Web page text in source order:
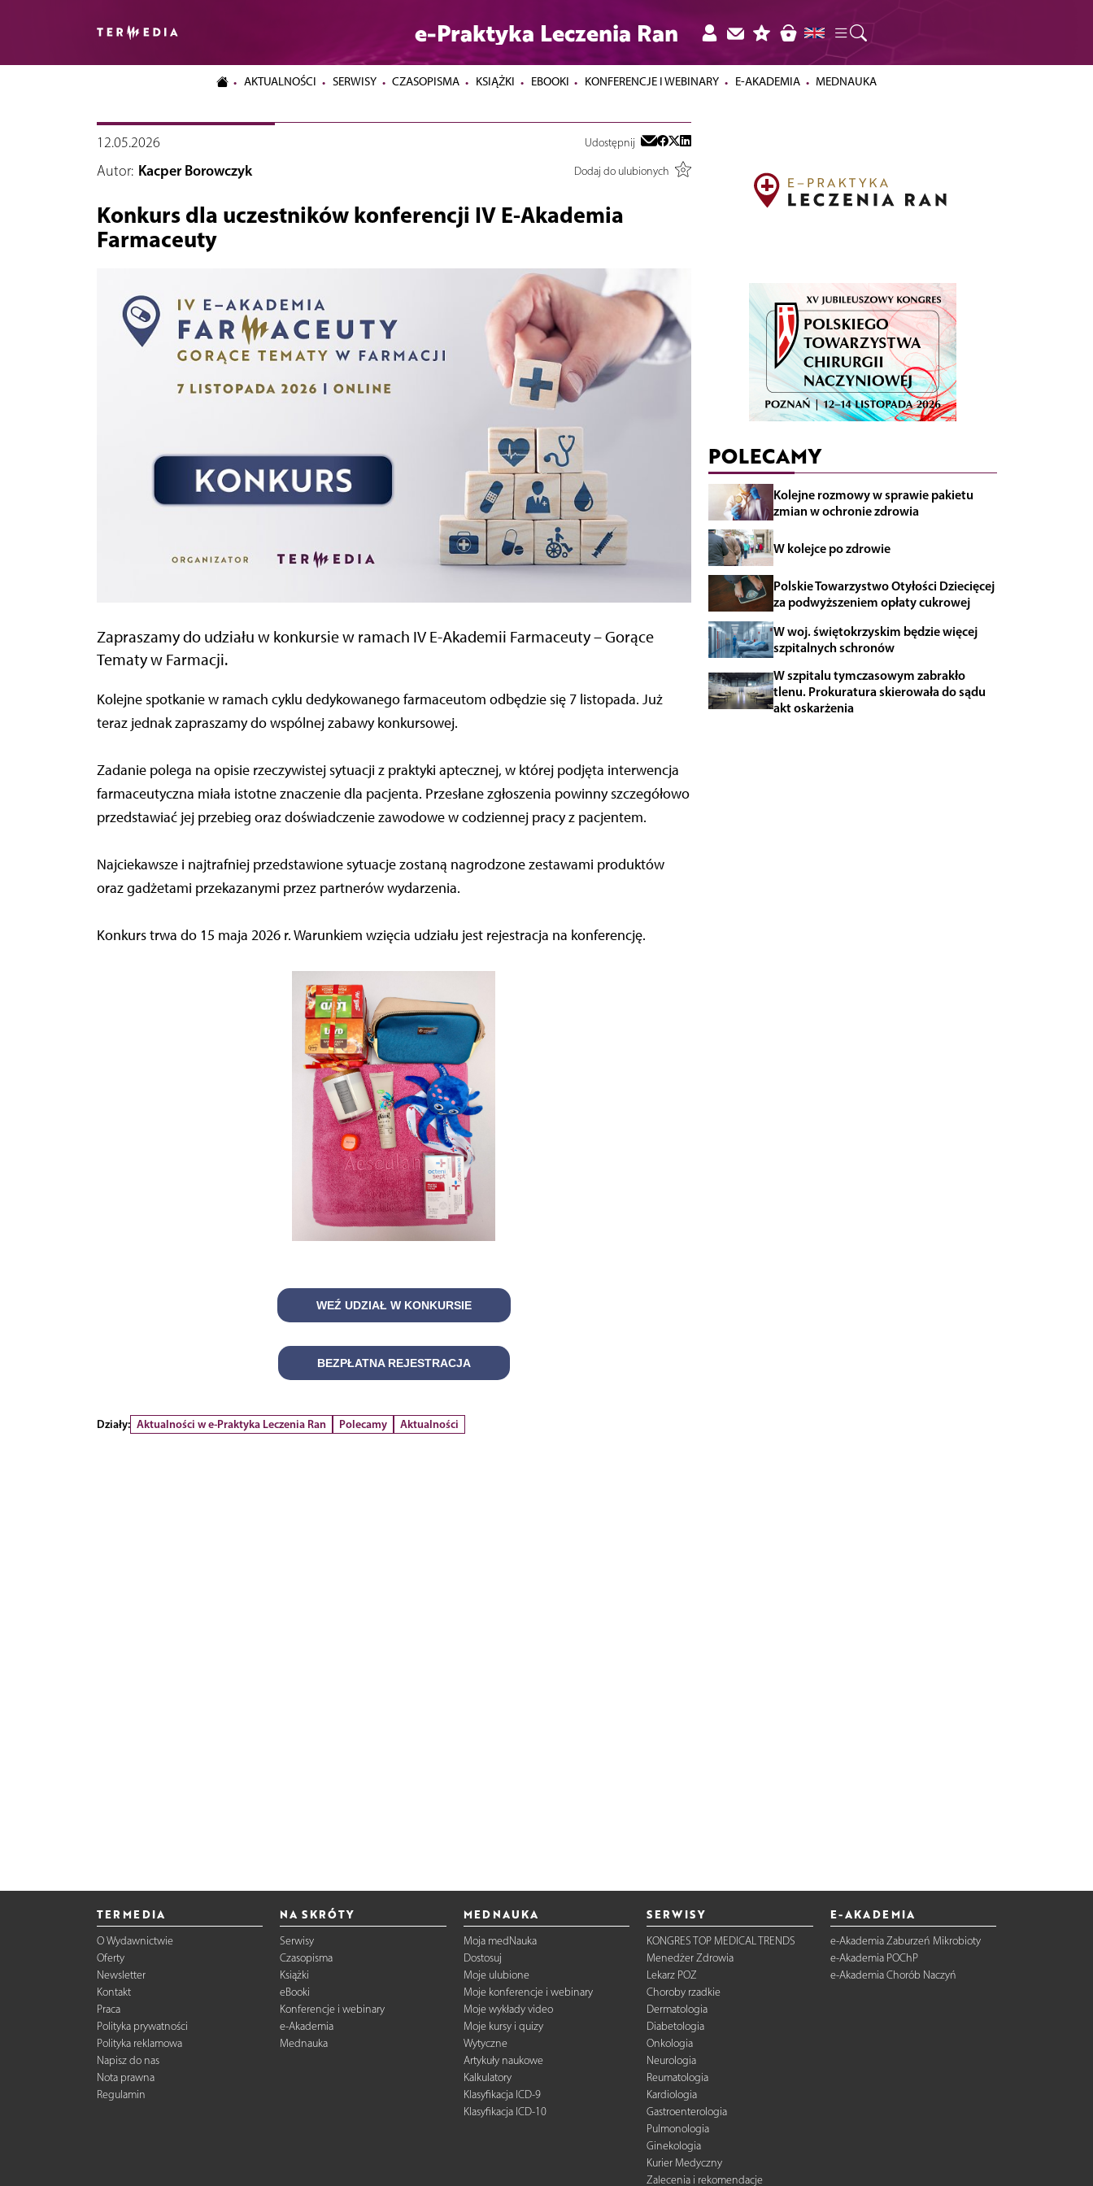
e-Praktyka Leczenia Ran
AKTUALNOŚCI SERWISY CZASOPISMA KSIĄŻKI EBOOKI KONFERENCJE I WEBINARY E-AKADEMIA MEDNAUKA
12.05.2026 Udostępnij
Autor: Kacper Borowczyk Dodaj do ulubionych
Konkurs dla uczestników konferencji IV E-Akademia
Farmaceuty
Zapraszamy do udziału w konkursie w ramach IV E-Akademii Farmaceuty – Gorące
Tematy w Farmacji.
Kolejne spotkanie w ramach cyklu dedykowanego farmaceutom odbędzie się 7 listopada. Już
teraz jednak zapraszamy do wspólnej zabawy konkursowej.
Zadanie polega na opisie rzeczywistej sytuacji z praktyki aptecznej, w której podjęta interwencja
farmaceutyczna miała istotne znaczenie dla pacjenta. Przesłane zgłoszenia powinny szczegółowo
przedstawiać jej przebieg oraz doświadczenie zawodowe w codziennej pracy z pacjentem.
Najciekawsze i najtrafniej przedstawione sytuacje zostaną nagrodzone zestawami produktów
oraz gadżetami przekazanymi przez partnerów wydarzenia.
Konkurs trwa do 15 maja 2026 r. Warunkiem wzięcia udziału jest rejestracja na konferencję.
WEŹ UDZIAŁ W KONKURSIE
BEZPŁATNA REJESTRACJA
Działy: Aktualności w e-Praktyka Leczenia Ran Polecamy Aktualności
POLECAMY
Kolejne rozmowy w sprawie pakietu
zmian w ochronie zdrowia
W kolejce po zdrowie
Polskie Towarzystwo Otyłości Dziecięcej
za podwyższeniem opłaty cukrowej
W woj. świętokrzyskim będzie więcej
szpitalnych schronów
W szpitalu tymczasowym zabrakło
tlenu. Prokuratura skierowała do sądu
akt oskarżenia
TERMEDIA
O Wydawnictwie
Oferty
Newsletter
Kontakt
Praca
Polityka prywatności
Polityka reklamowa
Napisz do nas
Nota prawna
Regulamin
NA SKRÓTY
Serwisy
Czasopisma
Książki
eBooki
Konferencje i webinary
e-Akademia
Mednauka
MEDNAUKA
Moja medNauka
Dostosuj
Moje ulubione
Moje konferencje i webinary
Moje wykłady video
Moje kursy i quizy
Wytyczne
Artykuły naukowe
Kalkulatory
Klasyfikacja ICD-9
Klasyfikacja ICD-10
SERWISY
KONGRES TOP MEDICAL TRENDS
Menedżer Zdrowia
Lekarz POZ
Choroby rzadkie
Dermatologia
Diabetologia
Onkologia
Neurologia
Reumatologia
Kardiologia
Gastroenterologia
Pulmonologia
Ginekologia
Kurier Medyczny
Zalecenia i rekomendacje
E-AKADEMIA
e-Akademia Zaburzeń Mikrobioty
e-Akademia POChP
e-Akademia Chorób Naczyń